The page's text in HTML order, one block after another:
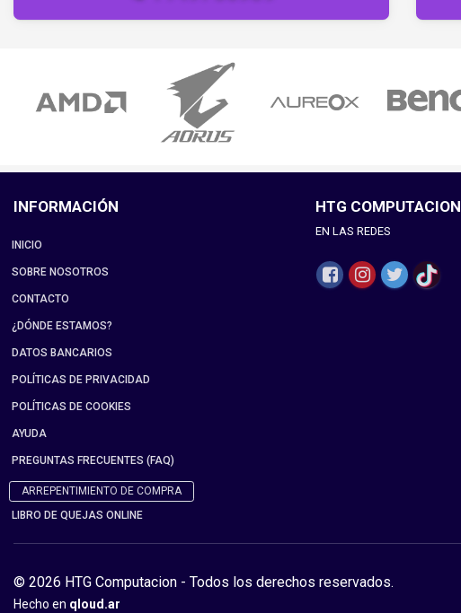
INFORMACIÓN
INICIO
SOBRE NOSOTROS
CONTACTO
¿DÓNDE ESTAMOS?
DATOS BANCARIOS
POLÍTICAS DE PRIVACIDAD
POLÍTICAS DE COOKIES
AYUDA
PREGUNTAS FRECUENTES (FAQ)
ARREPENTIMIENTO DE COMPRA
LIBRO DE QUEJAS ONLINE
HTG COMPUTACION
EN LAS REDES
© 2026 HTG Computacion - Todos los derechos reservados.
Hecho en qloud.ar